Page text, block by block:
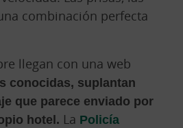
combinación perfecta
llegan con una web
conocidas, suplantan
que parece enviado por
hotel. La Policía